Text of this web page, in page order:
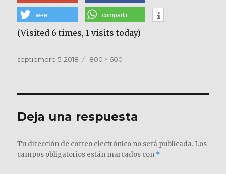
tweet compartir
(Visited 6 times, 1 visits today)
Publicado
septiembre 5, 2018
Tamaño
800 × 600
Deja una respuesta
Tu dirección de correo electrónico no será publicada. Los
campos obligatorios están marcados con *